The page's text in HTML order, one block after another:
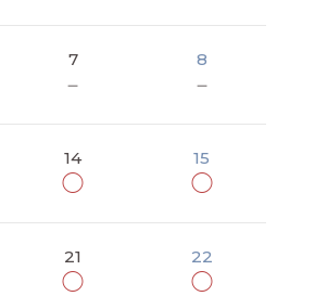
7
－
8
－
14
◯
15
◯
21
◯
22
◯